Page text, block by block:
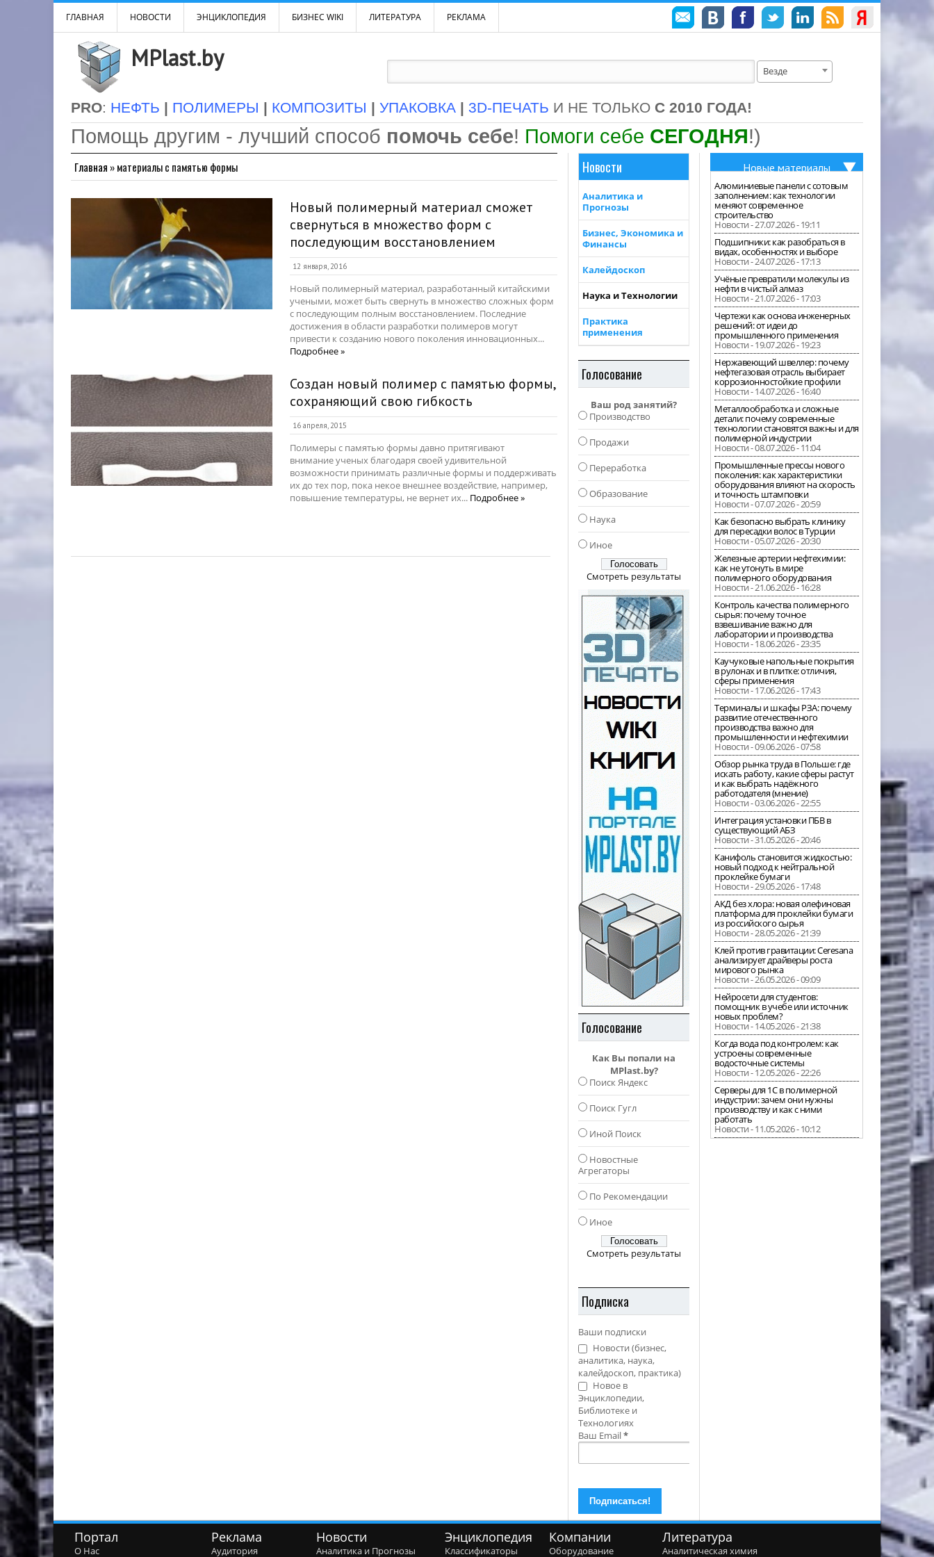
ГЛАВНАЯ НОВОСТИ ЭНЦИКЛОПЕДИЯ БИЗНЕС WIKI ЛИТЕРАТУРА РЕКЛАМА
MPlast.by Везде
PRO: НЕФТЬ | ПОЛИМЕРЫ | КОМПОЗИТЫ | УПАКОВКА | 3D-ПЕЧАТЬ И НЕ ТОЛЬКО С 2010 ГОДА!
Помощь другим - лучший способ помочь себе! Помоги себе СЕГОДНЯ!)
Главная »материалы с памятью формы
Новый полимерный материал сможет
свернуться в множество форм с
последующим восстановлением
12 января, 2016
Новый полимерный материал, разработанный китайскими
учеными, может быть свернуть в множество сложных форм
с последующим полным восстановлением. Последние
достижения в области разработки полимеров могут
привести к созданию нового поколения инновационных...
Подробнее »
Создан новый полимер с памятью формы,
сохраняющий свою гибкость
16 апреля, 2015
Полимеры с памятью формы давно притягивают
внимание ученых благодаря своей удивительной
возможности принимать различные формы и поддерживать
их до тех пор, пока некое внешнее воздействие, например,
повышение температуры, не вернет их... Подробнее »
Новости
Аналитика и
Прогнозы
Бизнес, Экономика и
Финансы
Калейдоскоп
Наука и Технологии
Практика
применения
Голосование
Ваш род занятий?
Производство
Продажи
Переработка
Образование
Наука
Иное
Смотреть результаты
Голосование
Как Вы попали на
MPlast.by?
Поиск Яндекс
Поиск Гугл
Иной Поиск
Новостные
Агрегаторы
По Рекомендации
Иное
Смотреть результаты
Подписка
Ваши подписки
Новости (бизнес,
аналитика, наука,
калейдоскоп, практика)
Новое в
Энциклопедии,
Библиотеке и
Технологиях
Ваш Email*
Новые материалы
Алюминиевые панели с сотовым
заполнением: как технологии
меняют современное
строительство
Новости - 27.07.2026 - 19:11
Подшипники: как разобраться в
видах, особенностях и выборе
Новости - 24.07.2026 - 17:13
Учёные превратили молекулы из
нефти в чистый алмаз
Новости - 21.07.2026 - 17:03
Чертежи как основа инженерных
решений: от идеи до
промышленного применения
Новости - 19.07.2026 - 19:23
Нержавеющий швеллер: почему
нефтегазовая отрасль выбирает
коррозионностойкие профили
Новости - 14.07.2026 - 16:40
Металлообработка и сложные
детали: почему современные
технологии становятся важны и для
полимерной индустрии
Новости - 08.07.2026 - 11:04
Промышленные прессы нового
поколения: как характеристики
оборудования влияют на скорость
и точность штамповки
Новости - 07.07.2026 - 20:59
Как безопасно выбрать клинику
для пересадки волос в Турции
Новости - 05.07.2026 - 20:30
Железные артерии нефтехимии:
как не утонуть в мире
полимерного оборудования
Новости - 21.06.2026 - 16:28
Контроль качества полимерного
сырья: почему точное
взвешивание важно для
лаборатории и производства
Новости - 18.06.2026 - 23:35
Каучуковые напольные покрытия
в рулонах и в плитке: отличия,
сферы применения
Новости - 17.06.2026 - 17:43
Терминалы и шкафы РЗА: почему
развитие отечественного
производства важно для
промышленности и нефтехимии
Новости - 09.06.2026 - 07:58
Обзор рынка труда в Польше: где
искать работу, какие сферы растут
и как выбрать надёжного
работодателя (мнение)
Новости - 03.06.2026 - 22:55
Интеграция установки ПБВ в
существующий АБЗ
Новости - 31.05.2026 - 20:46
Канифоль становится жидкостью:
новый подход к нейтральной
проклейке бумаги
Новости - 29.05.2026 - 17:48
АКД без хлора: новая олефиновая
платформа для проклейки бумаги
из российского сырья
Новости - 28.05.2026 - 21:39
Клей против гравитации: Ceresana
анализирует драйверы роста
мирового рынка
Новости - 26.05.2026 - 09:09
Нейросети для студентов:
помощник в учебе или источник
новых проблем?
Новости - 14.05.2026 - 21:38
Когда вода под контролем: как
устроены современные
водосточные системы
Новости - 12.05.2026 - 22:26
Серверы для 1С в полимерной
индустрии: зачем они нужны
производству и как с ними
работать
Новости - 11.05.2026 - 10:12
Портал
О Нас
Реклама
Аудитория
Новости
Аналитика и Прогнозы
Энциклопедия
Классификаторы
Компании
Оборудование
Литература
Аналитическая химия